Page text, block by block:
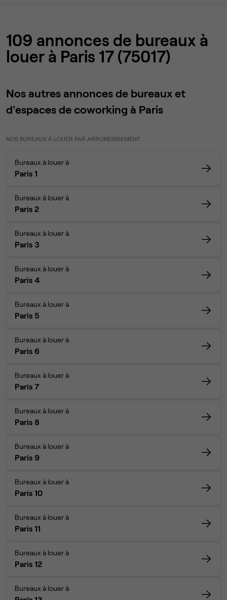
109 annonces de bureaux à
louer à Paris 17 (75017)
Nos autres annonces de bureaux et
d'espaces de coworking à Paris
NOS BUREAUX À LOUER PAR ARRONDISSEMENT
Bureaux à louer à
Paris 1
Bureaux à louer à
Paris 2
Bureaux à louer à
Paris 3
Bureaux à louer à
Paris 4
Bureaux à louer à
Paris 5
Bureaux à louer à
Paris 6
Bureaux à louer à
Paris 7
Bureaux à louer à
Paris 8
Bureaux à louer à
Paris 9
Bureaux à louer à
Paris 10
Bureaux à louer à
Paris 11
Bureaux à louer à
Paris 12
Bureaux à louer à